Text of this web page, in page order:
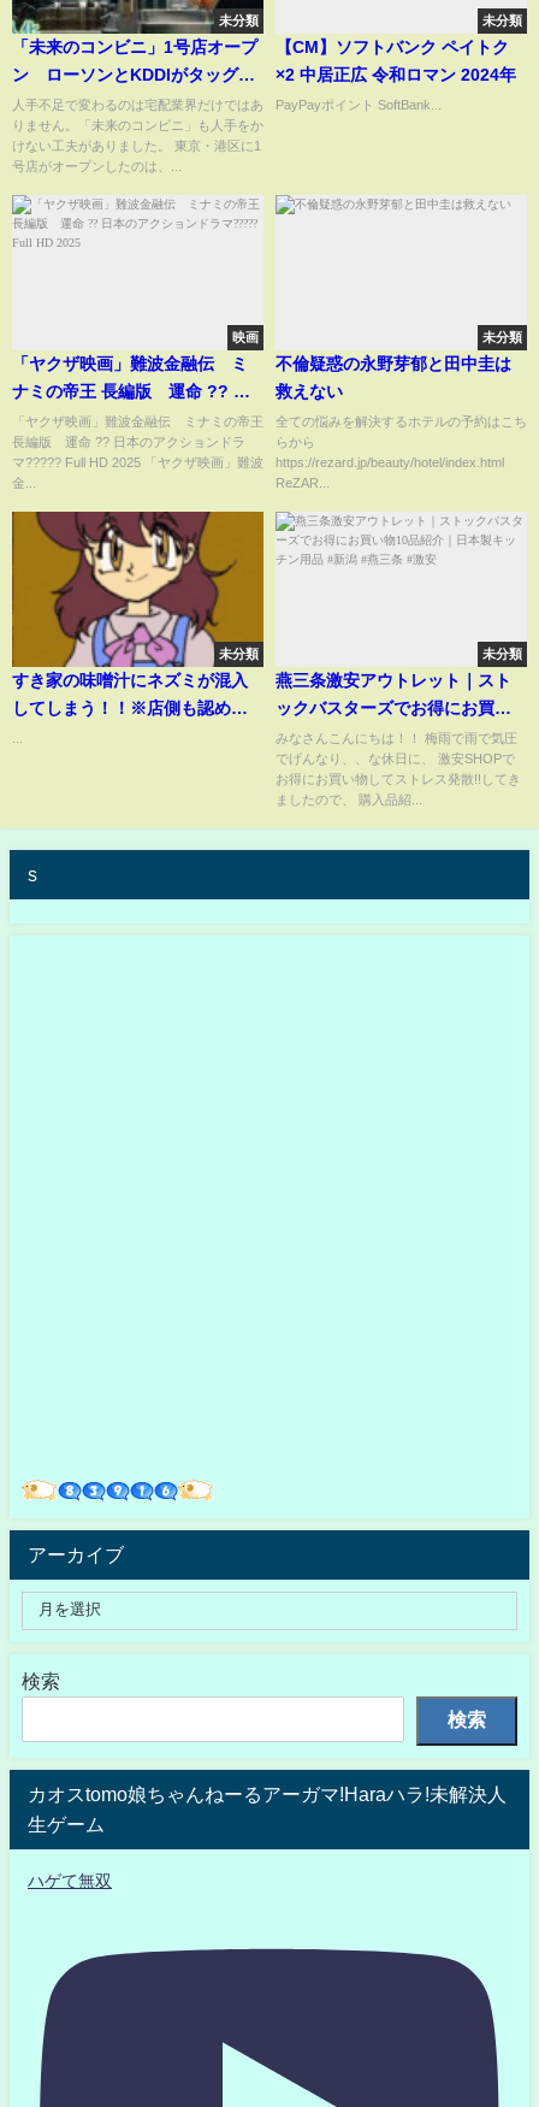
未分類
「未来のコンビニ」1号店オープ
ン ローソンとKDDIがタッグ
AI・ロボットが接客・品出
し 「からあげクン」も“自動” 省
人化｜TBS NEWS DIG
人手不足で変わるのは宅配業界だけではあ
りません。「未来のコンビニ」も人手をか
けない工夫がありました。 東京・港区に1
号店がオープンしたのは、...
未分類
【CM】ソフトバンク ペイトク
×2 中居正広 令和ロマン 2024年
PayPayポイント SoftBank...
映画
「ヤクザ映画」難波金融伝 ミ
ナミの帝王 長編版 運命 ?? 日
本のアクションドラマ?????
Full HD 2025
「ヤクザ映画」難波金融伝 ミナミの帝王
長編版 運命 ?? 日本のアクションドラ
マ????? Full HD 2025 「ヤクザ映画」難波
金...
未分類
不倫疑惑の永野芽郁と田中圭は
救えない
全ての悩みを解決するホテルの予約はこち
らから
https://rezard.jp/beauty/hotel/index.html
ReZAR...
未分類
すき家の味噌汁にネズミが混入
してしまう！！※店側も認める
未分類
燕三条激安アウトレット｜スト
ックバスターズでお得にお買い
物10品紹介｜日本製キッチン用
品 #新潟 #燕三条 #激安
みなさんこんにちは！！ 梅雨で雨で気圧
でげんなり、、な休日に、 激安SHOPで
お得にお買い物してストレス発散!!してき
ましたので、 購入品紹...
s
アーカイブ
検索
検索
カオスtomo娘ちゃんねーるアーガマ!Haraハラ!未解決人
生ゲーム
ハゲて無双